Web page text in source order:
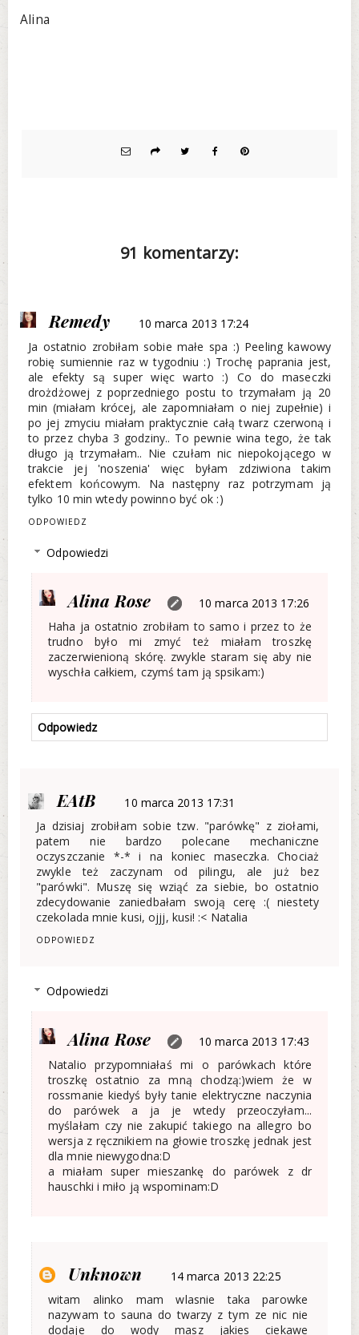
Alina
91 komentarzy:
Remedy
10 marca 2013 17:24
Ja ostatnio zrobiłam sobie małe spa :) Peeling kawowy
robię sumiennie raz w tygodniu :) Trochę paprania jest,
ale efekty są super więc warto :) Co do maseczki
drożdżowej z poprzedniego postu to trzymałam ją 20
min (miałam krócej, ale zapomniałam o niej zupełnie) i
po jej zmyciu miałam praktycznie całą twarz czerwoną i
to przez chyba 3 godziny.. To pewnie wina tego, że tak
długo ją trzymałam.. Nie czułam nic niepokojącego w
trakcie jej 'noszenia' więc byłam zdziwiona takim
efektem końcowym. Na następny raz potrzymam ją
tylko 10 min wtedy powinno być ok :)
ODPOWIEDZ
Odpowiedzi
Alina Rose
10 marca 2013 17:26
Haha ja ostatnio zrobiłam to samo i przez to że
trudno było mi zmyć też miałam troszkę
zaczerwienioną skórę. zwykle staram się aby nie
wyschła całkiem, czymś tam ją spsikam:)
Odpowiedz
EAtB
10 marca 2013 17:31
Ja dzisiaj zrobiłam sobie tzw. "parówkę" z ziołami,
patem nie bardzo polecane mechaniczne
oczyszczanie *-* i na koniec maseczka. Chociaż
zwykle też zaczynam od pilingu, ale już bez
"parówki". Muszę się wziąć za siebie, bo ostatnio
zdecydowanie zaniedbałam swoją cerę :( niestety
czekolada mnie kusi, ojjj, kusi! :< Natalia
ODPOWIEDZ
Odpowiedzi
Alina Rose
10 marca 2013 17:43
Natalio przypomniałaś mi o parówkach które
troszkę ostatnio za mną chodzą:)wiem że w
rossmanie kiedyś były tanie elektryczne naczynia
do parówek a ja je wtedy przeoczyłam...
myślałam czy nie zakupić takiego na allegro bo
wersja z ręcznikiem na głowie troszkę jednak jest
dla mnie niewygodna:D
a miałam super mieszankę do parówek z dr
hauschki i miło ją wspominam:D
Unknown
14 marca 2013 22:25
witam alinko mam wlasnie taka parowke
nazywam to sauna do twarzy z tym ze nic nie
dodaje do wody masz jakies ciekawe